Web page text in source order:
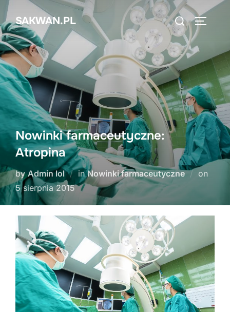
Skip
to
content
SAKWAN.PL
Search
for:
Nowinki farmaceutyczne:
Atropina
byAdmin lol inNowinki farmaceutyczne on
5 sierpnia 2015